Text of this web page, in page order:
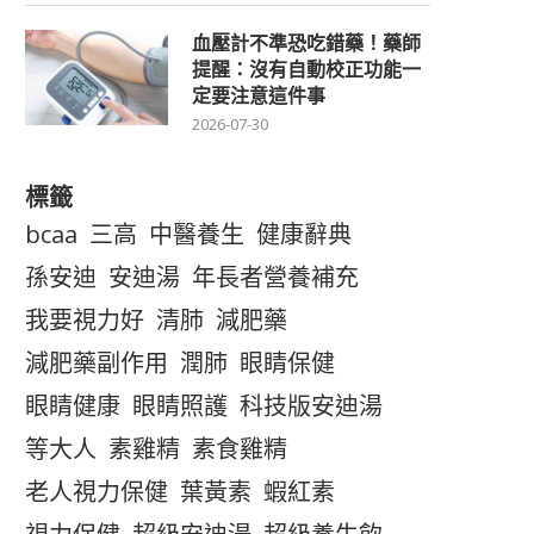
血壓計不準恐吃錯藥！藥師
提醒：沒有自動校正功能一
定要注意這件事
2026-07-30
標籤
bcaa 三高 中醫養生 健康辭典
孫安迪 安迪湯 年長者營養補充
我要視力好 清肺 減肥藥
減肥藥副作用 潤肺 眼睛保健
眼睛健康 眼睛照護 科技版安迪湯
等大人 素雞精 素食雞精
老人視力保健 葉黃素 蝦紅素